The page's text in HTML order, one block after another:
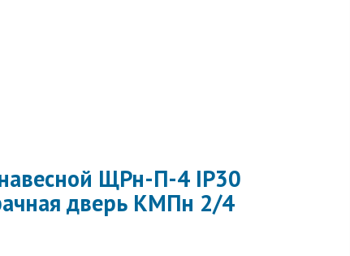
ЩРн-П-4 IP30
дверь КМПн 2/4